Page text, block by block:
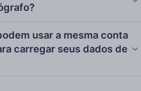
usar a mesma conta
carregar seus dados de